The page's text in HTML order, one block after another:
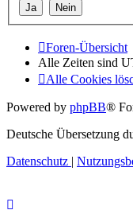
Foren-Übersicht
Alle Zeiten sind
Alle Cookies
Powered by phpBB®
Deutsche Übersetzung
Datenschutz |